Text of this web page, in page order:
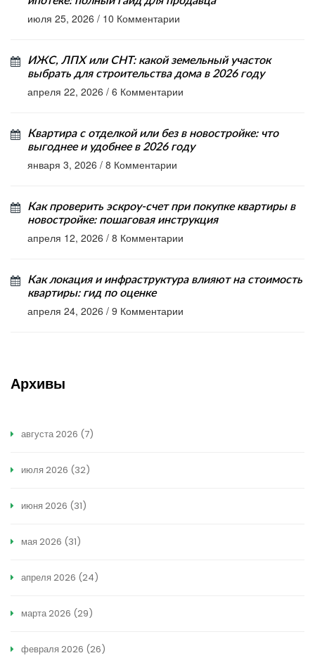
июля 25, 2026 / 10 Комментарии
ИЖС, ЛПХ или СНТ: какой земельный участок
выбрать для строительства дома в 2026 году
апреля 22, 2026 / 6 Комментарии
Квартира с отделкой или без в новостройке: что
выгоднее и удобнее в 2026 году
января 3, 2026 / 8 Комментарии
Как проверить эскроу-счет при покупке квартиры в
новостройке: пошаговая инструкция
апреля 12, 2026 / 8 Комментарии
Как локация и инфраструктура влияют на стоимость
квартиры: гид по оценке
апреля 24, 2026 / 9 Комментарии
Архивы
августа 2026 (7)
июля 2026 (32)
июня 2026 (31)
мая 2026 (31)
апреля 2026 (24)
марта 2026 (29)
февраля 2026 (26)